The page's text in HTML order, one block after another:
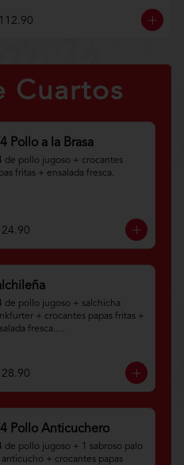
Cuartos
Pollo a la Brasa
de pollo jugoso + crocantes
fritas + ensalada fresca.
TYCGenerales
24.90
de pollo jugoso + salchicha
+ crocantes papas fritas +
fresca.
www.lenaycarbo
TYCGenerales
28.90
Pollo Anticuchero
de pollo jugoso + 1 sabroso palo
anticucho + crocantes papas